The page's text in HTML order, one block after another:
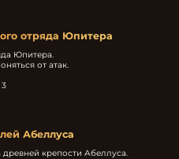
отряда Юпитера
Юпитера.
от атак.
Абеллуса
крепости Абеллуса.